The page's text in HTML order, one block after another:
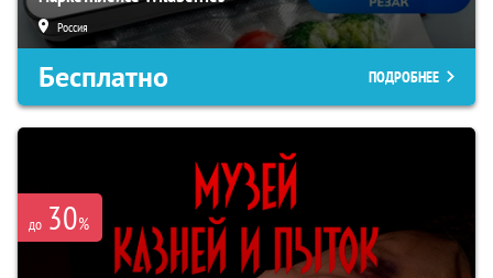
Россия
Бесплатно ПОДРОБНЕЕ
до 30%